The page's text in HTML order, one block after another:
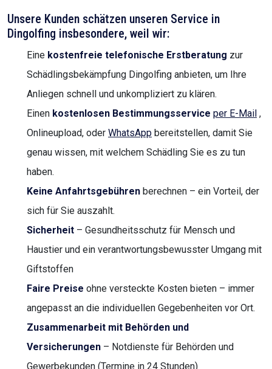
Unsere Kunden schätzen unseren Service in
Dingolfing insbesondere, weil wir:
Eine kostenfreie telefonische Erstberatung zur
Schädlingsbekämpfung Dingolfing anbieten, um Ihre
Anliegen schnell und unkompliziert zu klären.
Einen kostenlosen Bestimmungsservice per E-Mail ,
Onlineupload, oder WhatsApp bereitstellen, damit Sie
genau wissen, mit welchem Schädling Sie es zu tun
haben.
Keine Anfahrtsgebühren berechnen – ein Vorteil, der
sich für Sie auszahlt.
Sicherheit – Gesundheitsschutz für Mensch und
Haustier und ein verantwortungsbewusster Umgang mit
Giftstoffen
Faire Preise ohne versteckte Kosten bieten – immer
angepasst an die individuellen Gegebenheiten vor Ort.
Zusammenarbeit mit Behörden und
Versicherungen – Notdienste für Behörden und
Gewerbekunden (Termine in 24 Stunden)